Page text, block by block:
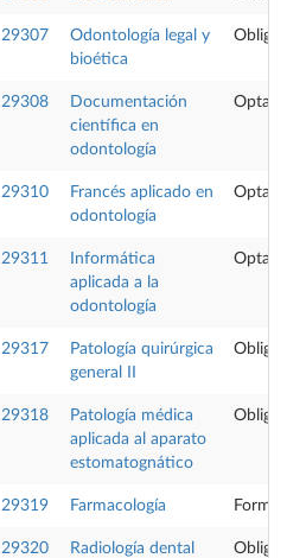
29307
Odontología legal y
bioética
29308
Documentación
científica en
odontología
29310
Francés aplicado en
odontología
29311
Informática
aplicada a la
odontología
29317
Patología quirúrgica
general II
29318
Patología médica
aplicada al aparato
estomatognático
29319 Farmacología
29320 Radiología dental